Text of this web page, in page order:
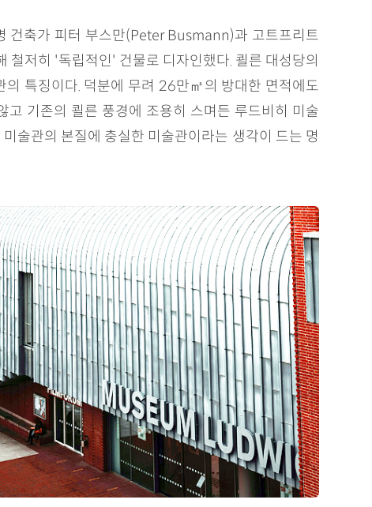
건축가 피터 부스만(Peter Busmann)과 고트프리트
저히 '독립적인' 건물로 디자인했다. 쾰른 대성당의
특징이다. 덕분에 무려 26만㎥의 방대한 면적에도
고 기존의 쾰른 풍경에 조용히 스며든 루드비히 미술
술관의 본질에 충실한 미술관이라는 생각이 드는 명